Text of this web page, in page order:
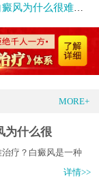
为什么很难治疗
MORE+
为什么很
疗？白癜风是一种
详情>>